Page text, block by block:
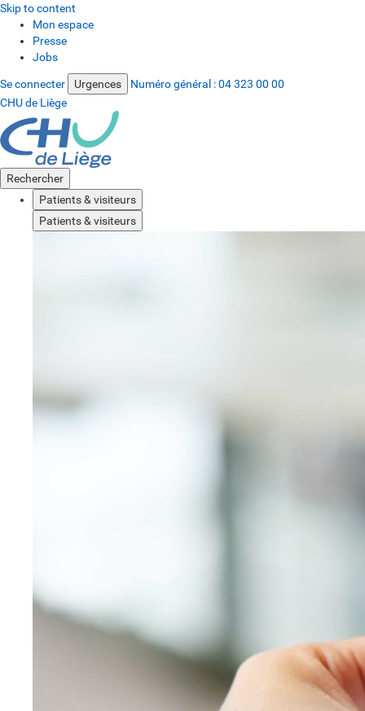
Skip to content
Mon espace
Presse
Jobs
Se connecter Urgences Numéro général :04 323 00 00
CHU de Liège
Rechercher
Patients & visiteurs
Patients & visiteurs